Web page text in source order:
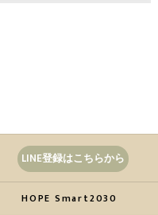
LINE登録はこちらから
HOPE Smart2030